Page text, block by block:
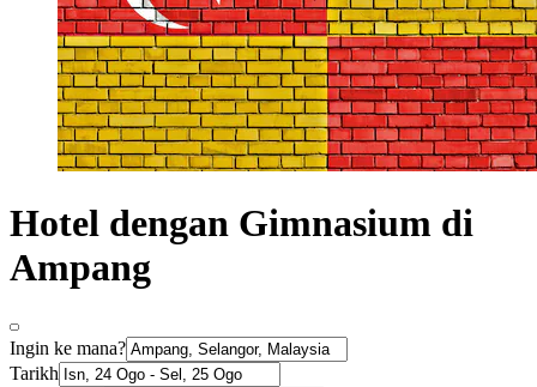
Hotel dengan Gimnasium di
Ampang
Ingin ke mana?
Tarikh